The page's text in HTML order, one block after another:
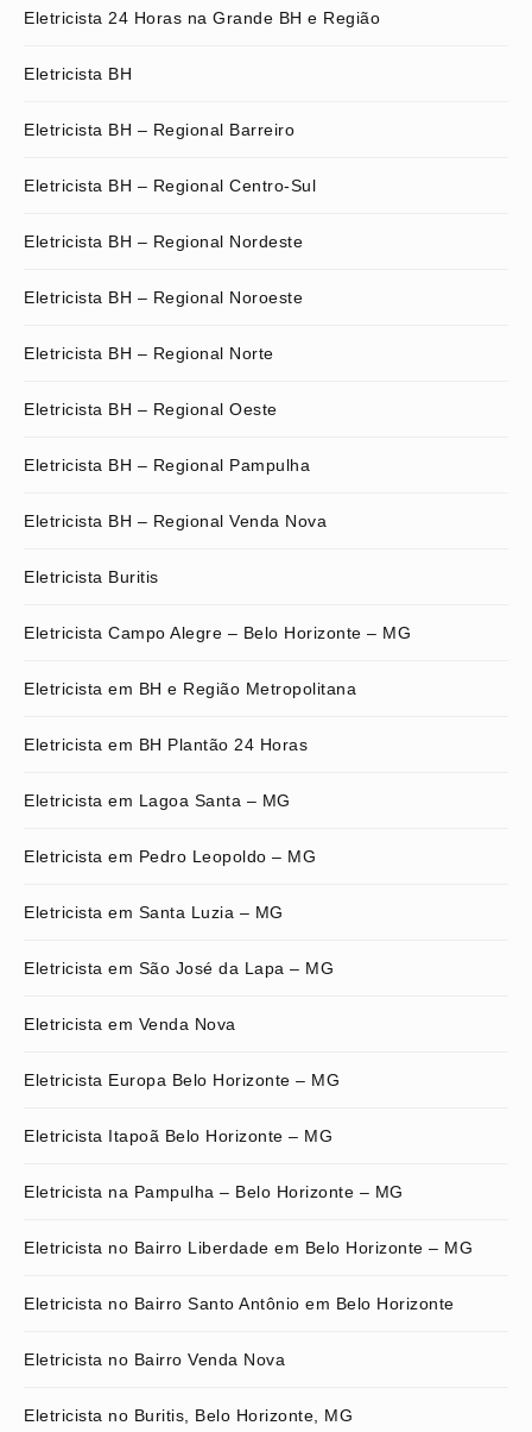
Eletricista 24 Horas na Grande BH e Região
Eletricista BH
Eletricista BH – Regional Barreiro
Eletricista BH – Regional Centro-Sul
Eletricista BH – Regional Nordeste
Eletricista BH – Regional Noroeste
Eletricista BH – Regional Norte
Eletricista BH – Regional Oeste
Eletricista BH – Regional Pampulha
Eletricista BH – Regional Venda Nova
Eletricista Buritis
Eletricista Campo Alegre – Belo Horizonte – MG
Eletricista em BH e Região Metropolitana
Eletricista em BH Plantão 24 Horas
Eletricista em Lagoa Santa – MG
Eletricista em Pedro Leopoldo – MG
Eletricista em Santa Luzia – MG
Eletricista em São José da Lapa – MG
Eletricista em Venda Nova
Eletricista Europa Belo Horizonte – MG
Eletricista Itapoã Belo Horizonte – MG
Eletricista na Pampulha – Belo Horizonte – MG
Eletricista no Bairro Liberdade em Belo Horizonte – MG
Eletricista no Bairro Santo Antônio em Belo Horizonte
Eletricista no Bairro Venda Nova
Eletricista no Buritis, Belo Horizonte, MG